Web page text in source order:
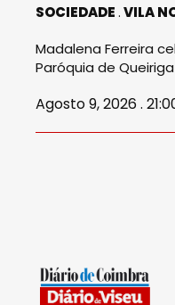
SOCIEDADE VILA
Madalena Ferreira
Paróquia de Queiriga
Agosto 9, 2026 .